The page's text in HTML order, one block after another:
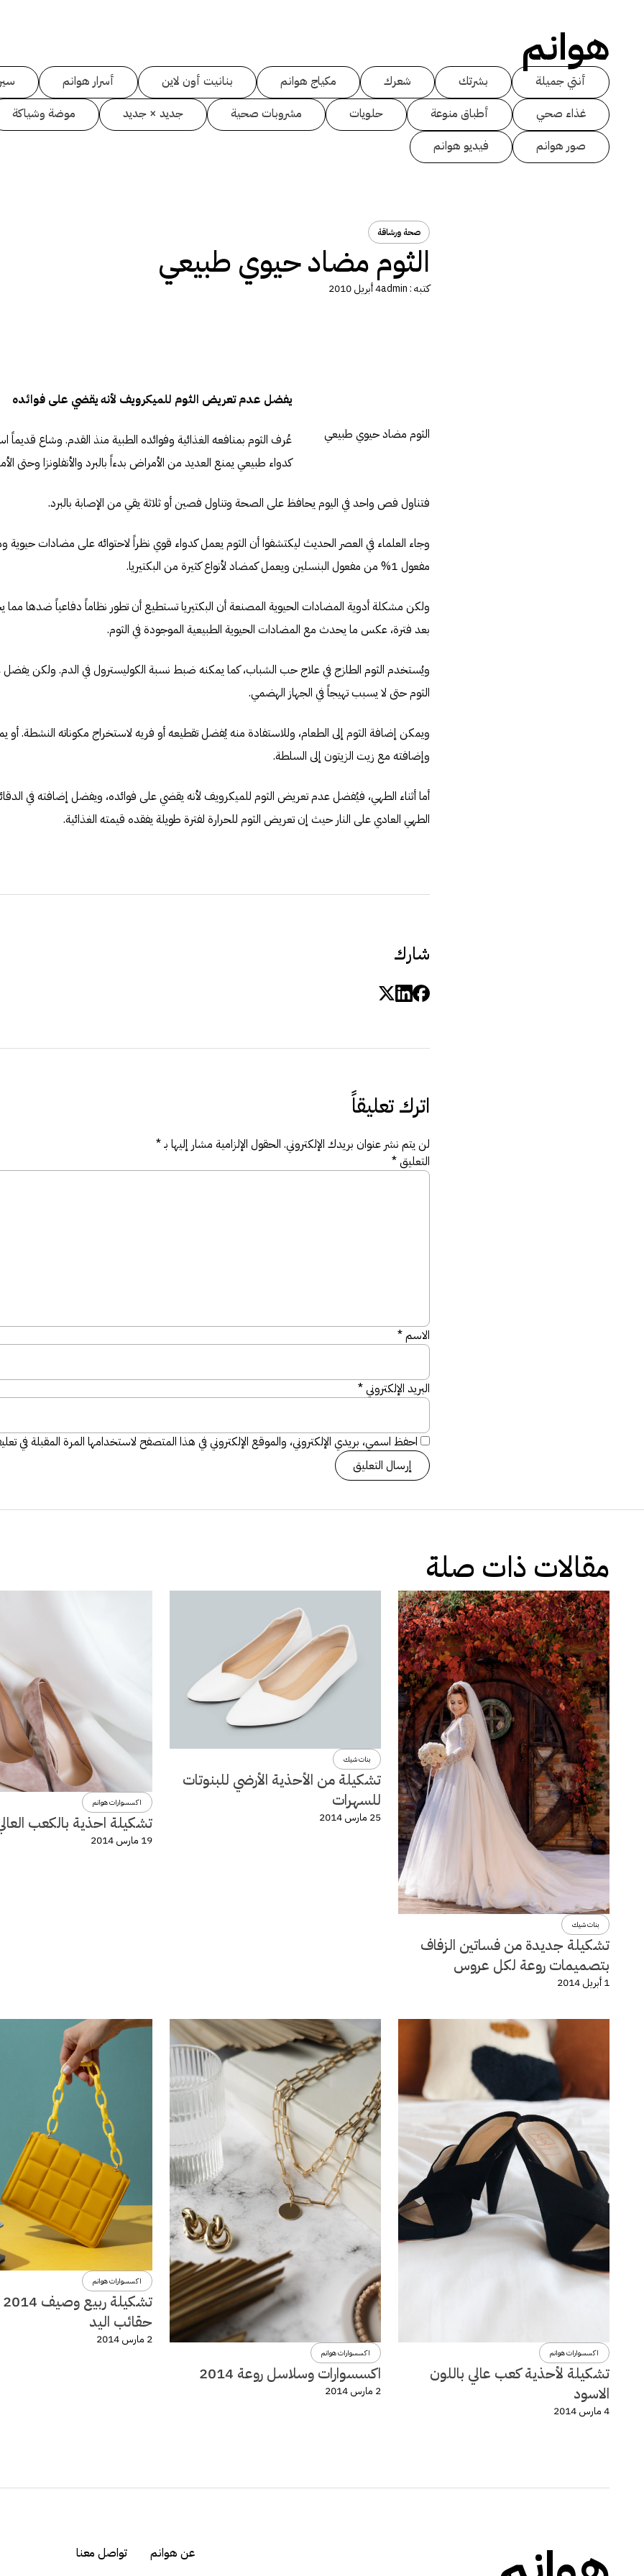
هوانم
أنتي جميلة بشرتك شعرك مكياج هوانم بنانيت أون لاين أسرار هوانم
غذاء صحي
أطباق منوعة حلويات مشروبات صحية جديد × جديد
موضة وشياكة
صور هوانم
فيديو هوانم
صحة ورشاقة
الثوم مضاد حيوي طبيعي
كتبه :admin4 أبريل 2010
الثوم مضاد حيوي طبيعي
يفضل عدم تعريض الثوم للميكرويف لأنه يقضي على فوائده
عُرف الثوم بمنافعه الغذائية وفوائده الطبية منذ القدم. وشاع
كدواء طبيعي يمنع العديد من الأمراض بدءاً بالبرد والأنفلونزا وحتى
فتناول فص واحد في اليوم يحافظ على الصحة وتناول فصين أو ثلاثة يقي من الإصابة بالبرد.
وجاء العلماء في العصر الحديث ليكتشفوا أن الثوم يعمل كدواء قوي نظراً لاحتوائه على مضادات حيوية
مفعول 1% من مفعول البنسلين ويعمل كمضاد لأنواع كثيرة من البكتيريا.
ولكن مشكلة أدوية المضادات الحيوية المصنعة أن البكتيريا تستطيع أن تطور نظاماً دفاعياً ضدها
بعد فترة، عكس ما يحدث مع المضادات الحيوية الطبيعية الموجودة في الثوم.
ويُستخدم الثوم الطازج في علاج حب الشباب، كما يمكنه ضبط نسبة الكوليسترول في الدم. ولكن يفضل
الثوم حتى لا يسبب تهيجاً في الجهاز الهضمي.
ويمكن إضافة الثوم إلى الطعام، وللاستفادة منه يُفضل تقطيعه أو فريه لاستخراج مكوناته النشطة. أو
وإضافته مع زيت الزيتون إلى السلطة.
أما أثناء الطهي، فيُفضل عدم تعريض الثوم للميكرويف لأنه يقضي على فوائده، ويفضل إضافته في
الطهي العادي على النار حيث إن تعريض الثوم للحرارة لفترة طويلة يفقده قيمته الغذائية.
شارك
اترك تعليقاً
لن يتم نشر عنوان بريدك الإلكتروني. الحقول الإلزامية مشار إليها بـ*
التعليق*
الاسم*
البريد الإلكتروني*
احفظ اسمي، بريدي الإلكتروني، والموقع الإلكتروني في هذا المتصفح لاستخدامها المرة المقبلة في
مقالات ذات صلة
بنات شيك
تشكيلة جديدة من فساتين الزفاف
بتصميمات روعة لكل عروس
1 أبريل 2014
بنات شيك
تشكيلة من الأحذية الأرضي للبنوتات
للسهرات
25 مارس 2014
اكسسوارات هوانم
تشكيلة احذية بالكعب
19 مارس 2014
اكسسوارات هوانم
تشكيلة لأحذية كعب عالي باللون
الاسود
4 مارس 2014
اكسسوارات هوانم
اكسسوارات وسلاسل روعة 2014
2 مارس 2014
اكسسوارات هوانم
حقائب اليد
2 مارس 2014
عن هوانم تواصل معنا